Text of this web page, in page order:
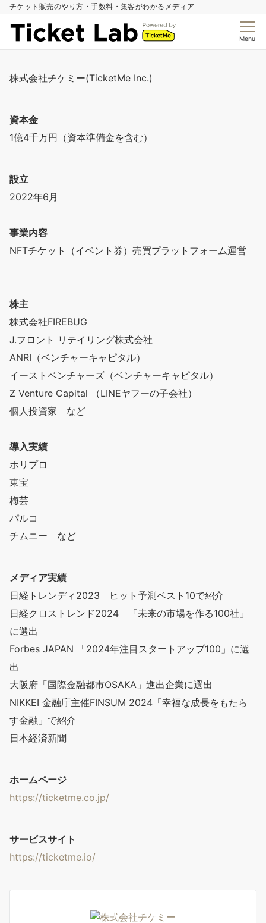
チケット販売のやり方・手数料・集客がわかるメディア
Menu
株式会社チケミー(TicketMe Inc.)
資本金
1億4千万円（資本準備金を含む）
設立
2022年6月
事業内容
NFTチケット（イベント券）売買プラットフォーム運営
株主
株式会社FIREBUG
J.フロント リテイリング株式会社
ANRI（ベンチャーキャピタル）
イーストベンチャーズ（ベンチャーキャピタル）
Z Venture Capital （LINEヤフーの子会社）
個人投資家 など
導入実績
ホリプロ
東宝
梅芸
パルコ
チムニー など
メディア実績
日経トレンディ2023 ヒット予測ベスト10で紹介
日経クロストレンド2024 「未来の市場を作る100社」
に選出
Forbes JAPAN 「2024年注目スタートアップ100」に選
出
大阪府「国際金融都市OSAKA」進出企業に選出
NIKKEI 金融庁主催FINSUM 2024「幸福な成長をもたら
す金融」で紹介
日本経済新聞
ホームページ
https://ticketme.co.jp/
サービスサイト
https://ticketme.io/